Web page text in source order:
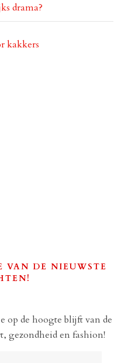
drama?
kakkers
VAN DE NIEUWSTE
op de hoogte blijft van de
gezondheid en fashion!